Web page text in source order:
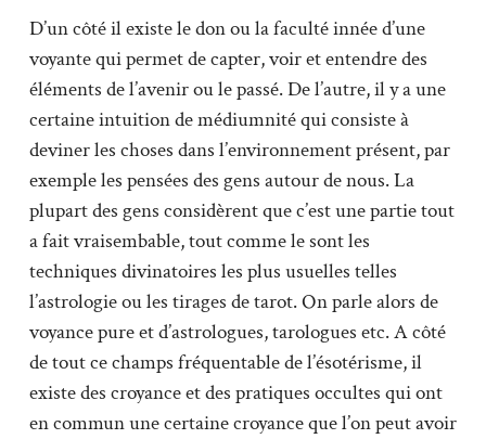
D’un côté il existe le don ou la faculté innée d’une
voyante qui permet de capter, voir et entendre des
éléments de l’avenir ou le passé. De l’autre, il y a une
certaine intuition de médiumnité qui consiste à
deviner les choses dans l’environnement présent, par
exemple les pensées des gens autour de nous. La
plupart des gens considèrent que c’est une partie tout
a fait vraisembable, tout comme le sont les
techniques divinatoires les plus usuelles telles
l’astrologie ou les tirages de tarot. On parle alors de
voyance pure et d’astrologues, tarologues etc. A côté
de tout ce champs fréquentable de l’ésotérisme, il
existe des croyance et des pratiques occultes qui ont
en commun une certaine croyance que l’on peut avoir